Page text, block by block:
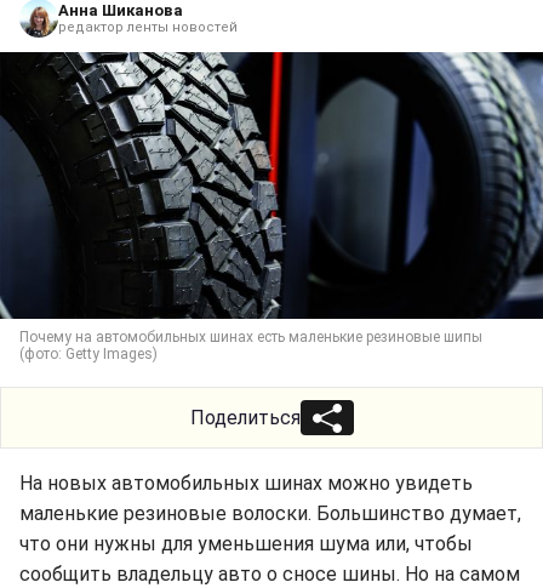
Анна Шиканова
редактор ленты новостей
Почему на автомобильных шинах есть маленькие резиновые шипы
(фото: Getty Images)
Поделиться
На новых автомобильных шинах можно увидеть
маленькие резиновые волоски. Большинство думает,
что они нужны для уменьшения шума или, чтобы
сообщить владельцу авто о сносе шины. Но на самом